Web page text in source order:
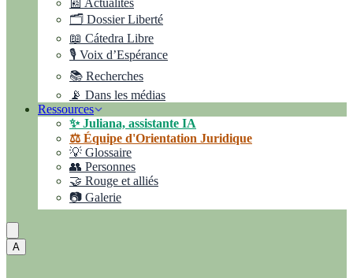
📰 Actualités
🗂️ Dossier Liberté
📖 Cátedra Libre
🎙️ Voix d’Espérance
📚 Recherches
📡 Dans les médias
Ressources
✨ Juliana, assistante IA
⚖️ Équipe d'Orientation Juridique
💡 Glossaire
👥 Personnes
🤝 Rouge et alliés
📷 Galerie
A